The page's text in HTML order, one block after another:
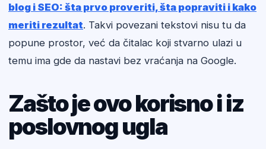
blog i SEO: šta prvo proveriti, šta popraviti i kako
meriti rezultat. Takvi povezani tekstovi nisu tu da
popune prostor, već da čitalac koji stvarno ulazi u
temu ima gde da nastavi bez vraćanja na Google.
Zašto je ovo korisno i iz
poslovnog ugla